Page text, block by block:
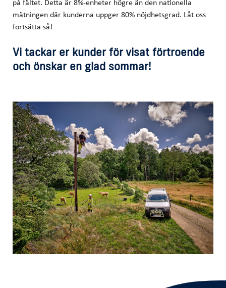
mätningen där kunderna uppger 80% nöjdhetsgrad. Låt oss
fortsätta så!
Vi tackar er kunder för visat förtroende
och önskar en glad sommar!